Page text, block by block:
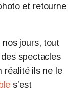
et retourne
nos jours, tout
spectacles
réalité ils ne le
s’est